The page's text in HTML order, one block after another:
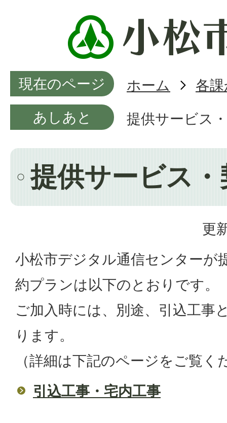
現在のページ ホーム
各
あしあと
提供サービス
提供サービス
更
小松市デジタル通信センターが
約プランは以下のとおりです。
ご加入時には、別途、引込工事
ります。
（詳細は下記のページをご覧く
引込工事・宅内工事